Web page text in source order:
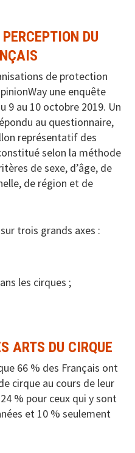
DU
de protection
une enquête
9 au 10 octobre 2019. Un
au questionnaire,
représentatif des
selon la méthode
de sexe, d’âge, de
de région et de
trois grands axes :
les cirques ;
ARTS DU CIRQUE
66 % des Français ont
cirque au cours de leur
% pour ceux qui y sont
et 10 % seulement